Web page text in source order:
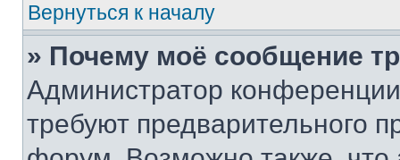
Вернуться к началу
» Почему моё сообщение
Администратор
требуют предварительного